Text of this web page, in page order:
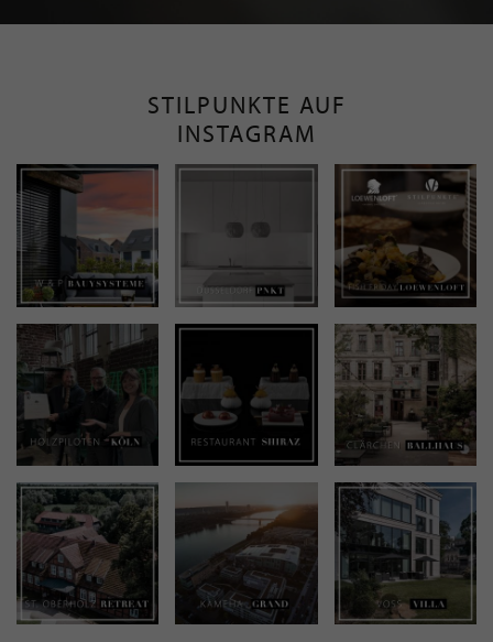
STILPUNKTE AUF
INSTAGRAM